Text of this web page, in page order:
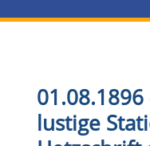
p
lustige